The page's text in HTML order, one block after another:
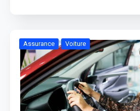
Assurance Voiture